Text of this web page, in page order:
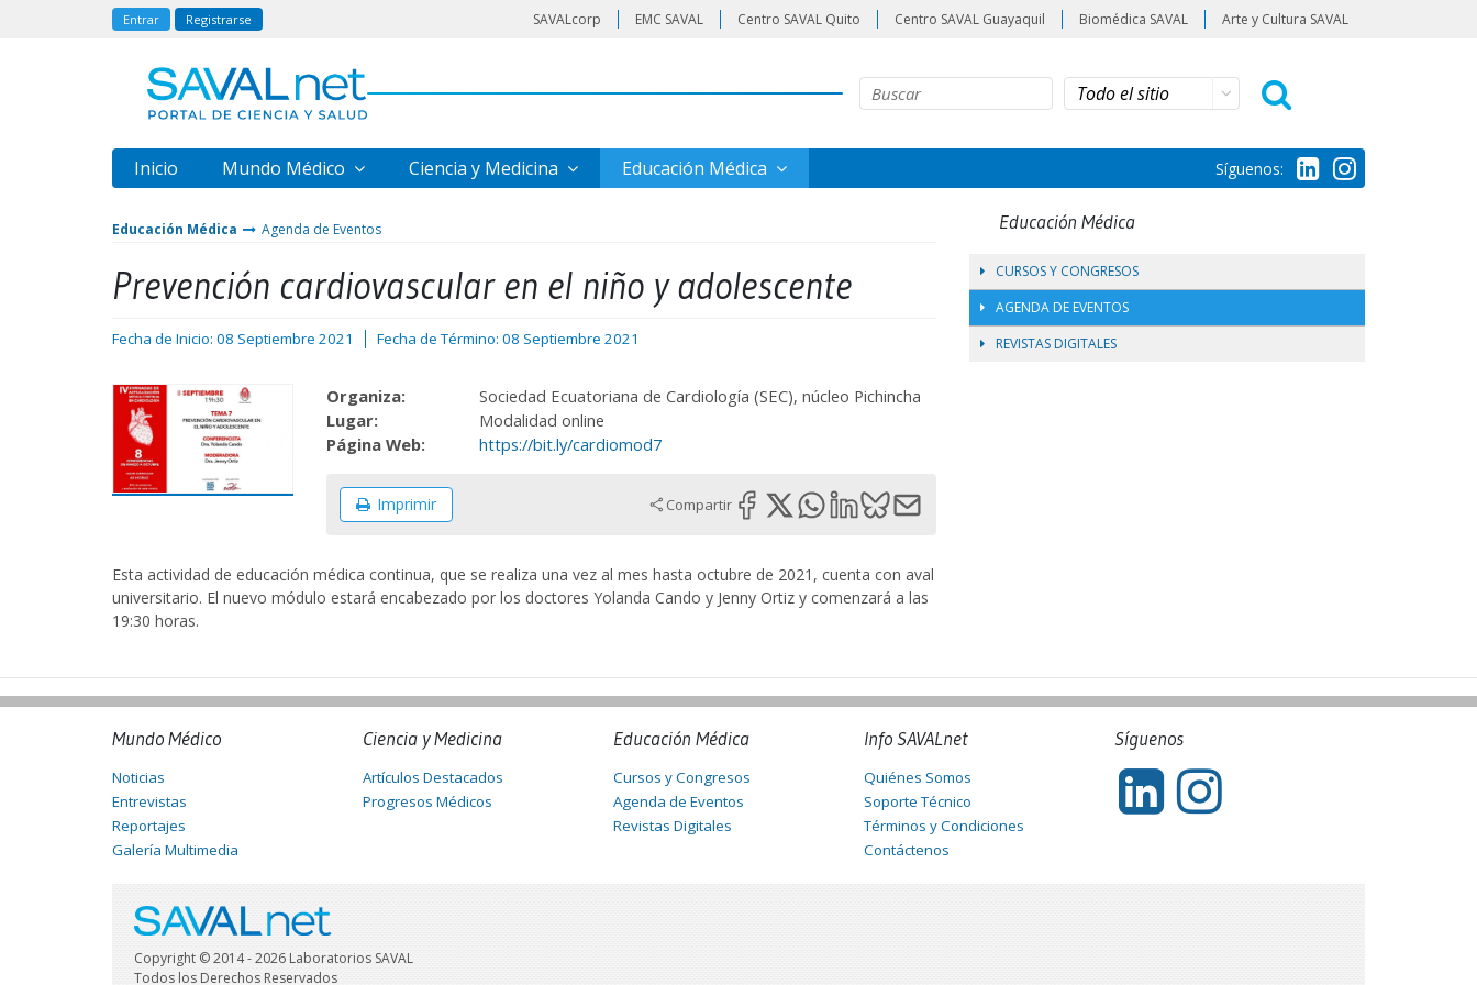
Entrar Registrarse SAVALcorp EMC SAVAL Centro SAVAL Quito Centro SAVAL Guayaquil Biomédica SAVAL Arte y Cultura SAVAL
Inicio Mundo Médico Ciencia y Medicina Educación Médica Síguenos:
Educación Médica Agenda de Eventos
Prevención cardiovascular en el niño y adolescente
Fecha de Inicio: 08 Septiembre 2021 Fecha de Término: 08 Septiembre 2021
Organiza:
Sociedad Ecuatoriana de Cardiología (SEC), núcleo Pichincha
Lugar:
Modalidad online
Página Web:
https://bit.ly/cardiomod7
Imprimir Compartir
Esta actividad de educación médica continua, que se realiza una vez al mes hasta octubre de 2021, cuenta con aval
universitario. El nuevo módulo estará encabezado por los doctores Yolanda Cando y Jenny Ortiz y comenzará a las
19:30 horas.
Educación Médica
CURSOS Y CONGRESOS
AGENDA DE EVENTOS
REVISTAS DIGITALES
Mundo Médico
Noticias
Entrevistas
Reportajes
Galería Multimedia
Ciencia y Medicina
Artículos Destacados
Progresos Médicos
Educación Médica
Cursos y Congresos
Agenda de Eventos
Revistas Digitales
Info SAVALnet
Quiénes Somos
Soporte Técnico
Términos y Condiciones
Contáctenos
Síguenos
Copyright © 2014 - 2026 Laboratorios SAVAL
Todos los Derechos Reservados